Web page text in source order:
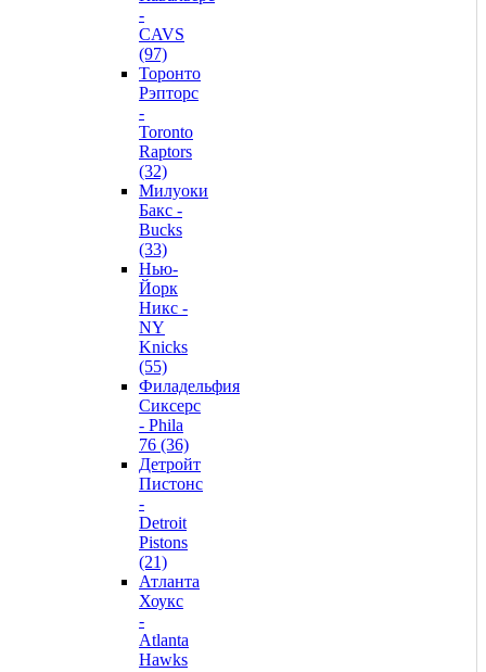
-
CAVS
(97)
Торонто
Рэпторс
-
Toronto
Raptors
(32)
Милуоки
Бакс -
Bucks
(33)
Нью-
Йорк
Никс -
NY
Knicks
(55)
Филадельфия
Сиксерс
- Phila
76 (36)
Детройт
Пистонс
-
Detroit
Pistons
(21)
Атланта
Хоукс
-
Atlanta
Hawks